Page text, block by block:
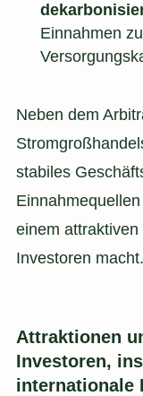
Einnahmen
Neben dem
stabiles
einem
Investoren macht.
Attraktionen
Investoren,
internationale